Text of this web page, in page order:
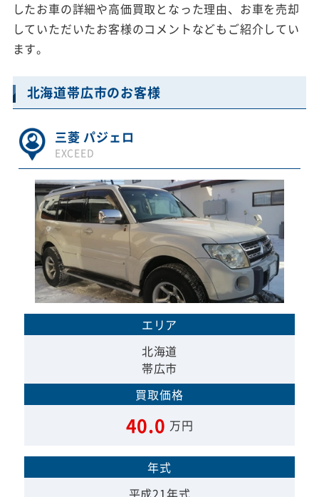
したお車の詳細や高価買取となった理由、お車を売却
していただいたお客様のコメントなどもご紹介してい
ます。
北海道帯広市のお客様
三菱 パジェロ
EXCEED
エリア
北海道
帯広市
買取価格
40.0 万円
年式
平成21年式